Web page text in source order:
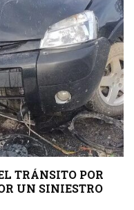
TRÁNSITO POR
UN SINIESTRO